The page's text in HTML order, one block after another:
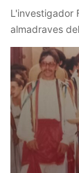
L'investigador
almadraves